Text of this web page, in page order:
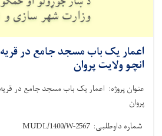
اعمار یک باب مسجد جامع در
انچو ولایت پروان
عنوان پروژه: اعمار یک باب مسجد جامع در
پروان
شماره داوطلبی:MUDL/1400/W-2567